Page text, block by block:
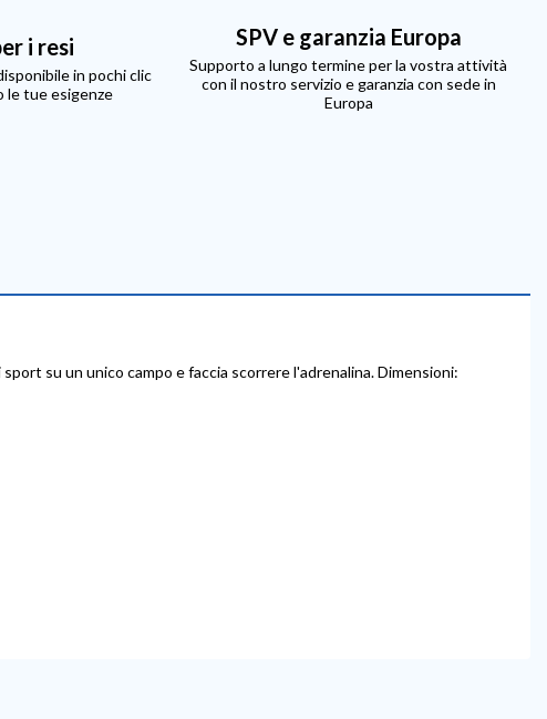
i resi
in pochi clic
le tue esigenze
SPV e garanzia Europa
Supporto a lungo termine per la vostra attività
con il nostro servizio e garanzia con sede in
Europa
su un unico campo e faccia scorrere l'adrenalina. Dimensioni: